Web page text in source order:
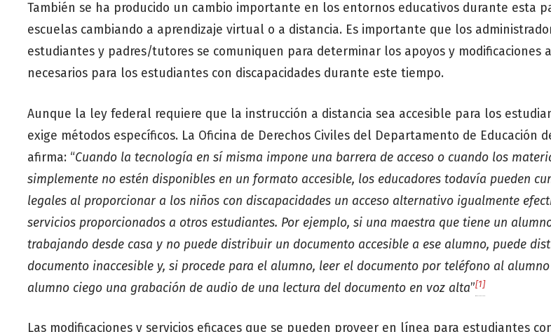
También se ha producido un cambio importante en los entornos educativos durante esta
escuelas cambiando a aprendizaje virtual o a distancia. Es importante que los
estudiantes y padres/tutores se comuniquen para determinar los apoyos y modificaciones
necesarios para los estudiantes con discapacidades durante este tiempo.
Aunque la ley federal requiere que la instrucción a distancia sea accesible para los
exige métodos específicos. La Oficina de Derechos Civiles del Departamento de Educación
afirma: “Cuando la tecnología en sí misma impone una barrera de acceso o cuando los
simplemente no estén disponibles en un formato accesible, los educadores todavía pueden
legales al proporcionar a los niños con discapacidades un acceso alternativo igualmente
servicios proporcionados a otros estudiantes. Por ejemplo, si una maestra que tiene un
trabajando desde casa y no puede distribuir un documento accesible a ese alumno, puede
documento inaccesible y, si procede para el alumno, leer el documento por teléfono al
alumno ciego una grabación de audio de una lectura del documento en voz alta”[1]
Las modificaciones y servicios eficaces que se pueden proveer en línea para estudiantes